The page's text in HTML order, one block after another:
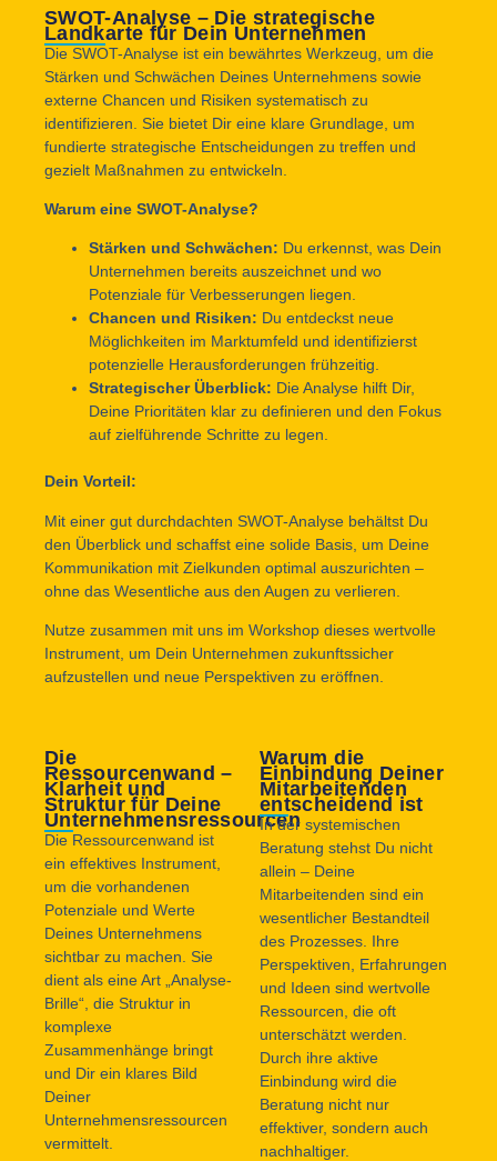
SWOT-Analyse – Die strategische
Landkarte für Dein Unternehmen
Die SWOT-Analyse ist ein bewährtes Werkzeug, um die
Stärken und Schwächen Deines Unternehmens sowie
externe Chancen und Risiken systematisch zu
identifizieren. Sie bietet Dir eine klare Grundlage, um
fundierte strategische Entscheidungen zu treffen und
gezielt Maßnahmen zu entwickeln.
Warum eine SWOT-Analyse?
Stärken und Schwächen: Du erkennst, was Dein
Unternehmen bereits auszeichnet und wo
Potenziale für Verbesserungen liegen.
Chancen und Risiken: Du entdeckst neue
Möglichkeiten im Marktumfeld und identifizierst
potenzielle Herausforderungen frühzeitig.
Strategischer Überblick: Die Analyse hilft Dir,
Deine Prioritäten klar zu definieren und den Fokus
auf zielführende Schritte zu legen.
Dein Vorteil:
Mit einer gut durchdachten SWOT-Analyse behältst Du
den Überblick und schaffst eine solide Basis, um Deine
Kommunikation mit Zielkunden optimal auszurichten –
ohne das Wesentliche aus den Augen zu verlieren.
Nutze zusammen mit uns im Workshop dieses wertvolle
Instrument, um Dein Unternehmen zukunftssicher
aufzustellen und neue Perspektiven zu eröffnen.
Die
Ressourcenwand –
Klarheit und
Struktur für Deine
Unternehmensressourcen
Die Ressourcenwand ist
ein effektives Instrument,
um die vorhandenen
Potenziale und Werte
Deines Unternehmens
sichtbar zu machen. Sie
dient als eine Art „Analyse-
Brille“, die Struktur in
komplexe
Zusammenhänge bringt
und Dir ein klares Bild
Deiner
Unternehmensressourcen
vermittelt.
Warum die
Einbindung Deiner
Mitarbeitenden
entscheidend ist
In der systemischen
Beratung stehst Du nicht
allein – Deine
Mitarbeitenden sind ein
wesentlicher Bestandteil
des Prozesses. Ihre
Perspektiven, Erfahrungen
und Ideen sind wertvolle
Ressourcen, die oft
unterschätzt werden.
Durch ihre aktive
Einbindung wird die
Beratung nicht nur
effektiver, sondern auch
nachhaltiger.